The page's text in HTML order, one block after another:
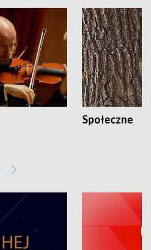
Społeczne